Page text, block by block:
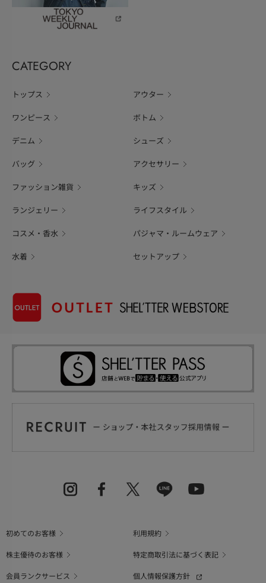
CATEGORY
トップス アウター
ワンピース ボトム
デニム シューズ
バッグ アクセサリー
ファッション雑貨 キッズ
ランジェリー ライフスタイル
コスメ・香水 パジャマ・ルームウェア
水着 セットアップ
初めてのお客様
利用規約
株主優待のお客様
特定商取引法に基づく表記
会員ランクサービス
個人情報保護方針